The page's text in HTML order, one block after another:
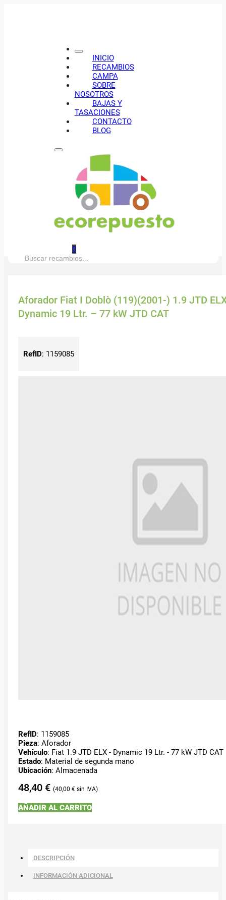
INICIO
RECAMBIOS
CAMPA
SOBRE
NOSOTROS
BAJAS Y
TASACIONES
CONTACTO
BLOG
0
Buscar:
Aforador Fiat I Doblò (119)(2001-) 1.9 JTD
Dynamic 19 Ltr. – 77 kW JTD CAT
RefID: 1159085
RefID: 1159085
Pieza: Aforador
Vehículo: Fiat 1.9 JTD ELX - Dynamic 19 Ltr. - 77 kW JTD CAT
Estado: Material de segunda mano
Ubicación: Almacenada
48,40 € 40,00 €
AÑADIR AL CARRITO
DESCRIPCIÓN
INFORMACIÓN ADICIONAL